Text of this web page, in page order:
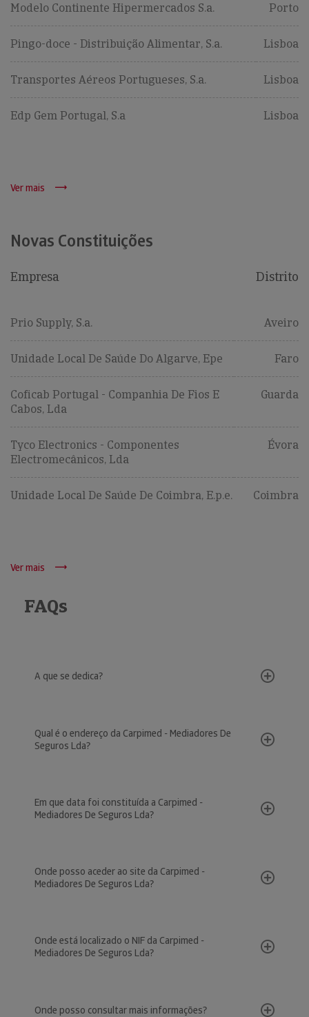
Modelo Continente Hipermercados S.a. Porto
Pingo-doce - Distribuição Alimentar, S.a. Lisboa
Transportes Aéreos Portugueses, S.a. Lisboa
Edp Gem Portugal, S.a Lisboa
Ver mais
Novas Constituições
Empresa Distrito
Prio Supply, S.a. Aveiro
Unidade Local De Saúde Do Algarve, Epe Faro
Coficab Portugal - Companhia De Fios E
Cabos, Lda
Guarda
Tyco Electronics - Componentes
Electromecânicos, Lda
Évora
Unidade Local De Saúde De Coimbra, E.p.e. Coimbra
Ver mais
FAQs
A que se dedica?
Qual é o endereço da Carpimed - Mediadores De
Seguros Lda?
Em que data foi constituída a Carpimed -
Mediadores De Seguros Lda?
Onde posso aceder ao site da Carpimed -
Mediadores De Seguros Lda?
Onde está localizado o NIF da Carpimed -
Mediadores De Seguros Lda?
Onde posso consultar mais informações?